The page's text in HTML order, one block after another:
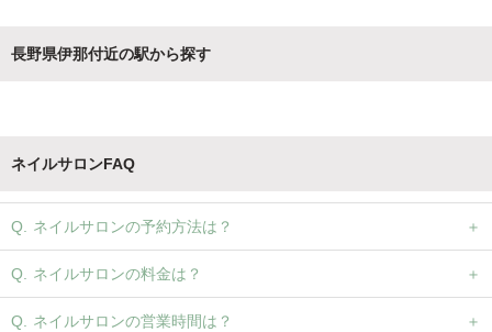
長野県伊那付近の駅から探す
ネイルサロンFAQ
ネイルサロンの予約方法は？
ネイルサロンの料金は？
ネイルサロンの営業時間は？